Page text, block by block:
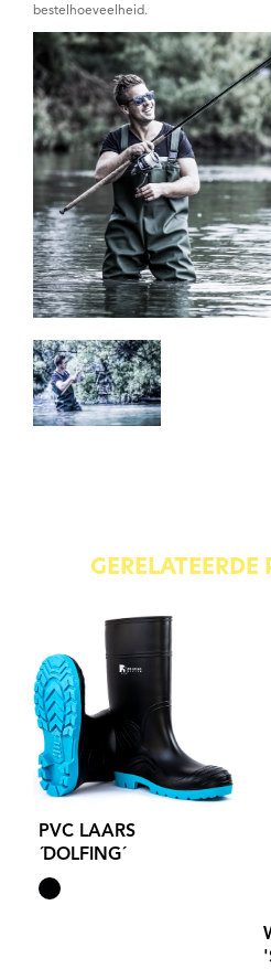
bestelhoeveelheid.
PVC LAARS
´DOLFING´